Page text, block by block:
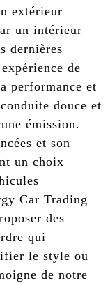
extérieur
un intérieur
dernières
de
performance et
douce et
émission.
et son
un choix
Car Trading
des
qui
le style ou
de notre